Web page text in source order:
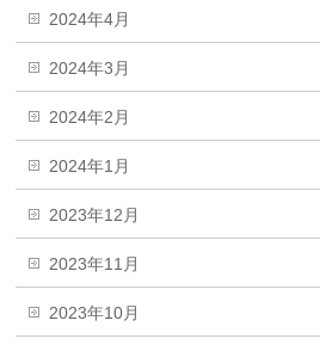
2024年4月
2024年3月
2024年2月
2024年1月
2023年12月
2023年11月
2023年10月